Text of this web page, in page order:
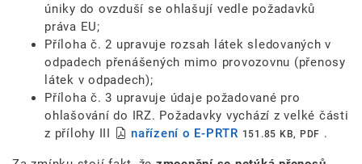
úniky do ovzduší se ohlašují vedle požadavků
práva EU;
Příloha č. 2 upravuje rozsah látek sledovaných v
odpadech přenášených mimo provozovnu (přenosy
látek v odpadech);
Příloha č. 3 upravuje údaje požadované pro
ohlašování do IRZ. Požadavky vychází z velké části
z přílohy III
nařízení o E-PRTR 151.85 KB, PDF .